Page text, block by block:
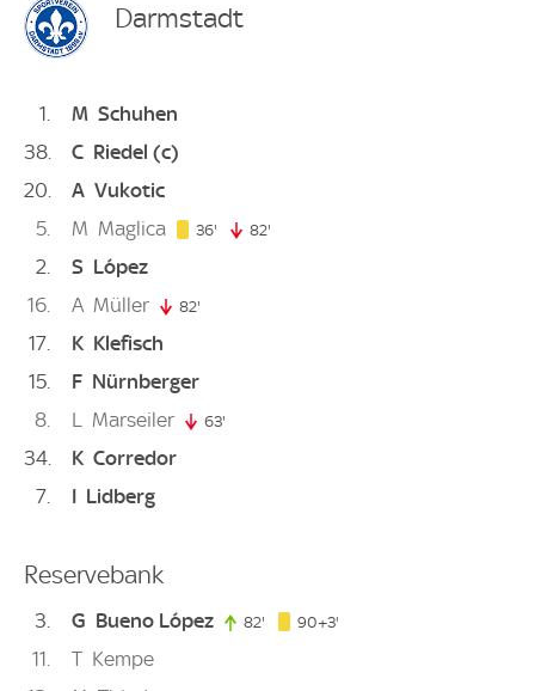
Darmstadt
1 M Schuhen
38
C Riedel (c)
20
A Vukotic
5
M Maglica 36' 36. minute
82'
2 S López
16
A Müller 82'
17 K Klefisch
15
F Nürnberger
8
L Marseiler 63'
34 K Corredor
7
I Lidberg
Reservebank
3 G Bueno López 82' 82. minute
90+3'
11 T Kempe